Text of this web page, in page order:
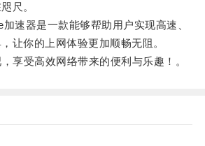
尺。
器是一款能够帮助用户实现高速、
让你的上网体验更加顺畅无阻。
受高效网络带来的便利与乐趣！。